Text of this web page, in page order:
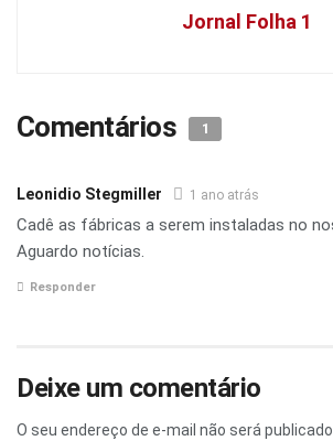
Jornal Folha 1
Comentários 1
Leonidio Stegmiller 1 ano atrás
Cadê as fábricas a serem instaladas no
Aguardo notícias.
Responder
Deixe um comentário
O seu endereço de e-mail não será publicado.